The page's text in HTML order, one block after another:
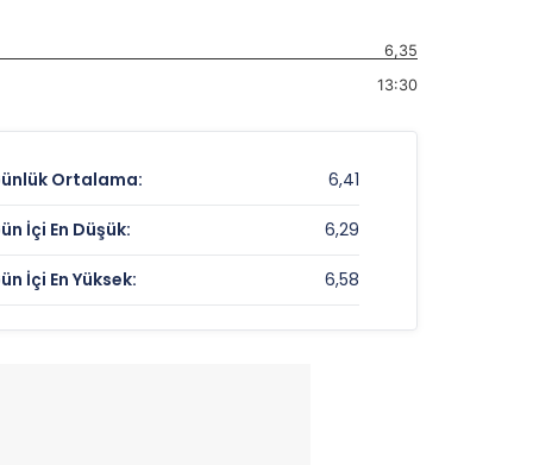
13:30
6,35
Ortalama: 6,41
İçi En Düşük: 6,29
İçi En Yüksek: 6,58